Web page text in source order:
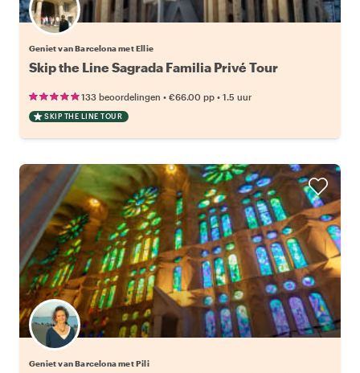
Geniet van Barcelona met Ellie
Skip the Line Sagrada Familia Privé Tour
133 beoordelingen • €66.00 pp • 1.5 uur
SKIP THE LINE TOUR
Geniet van Barcelona met Pili